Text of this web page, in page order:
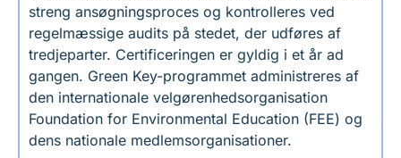
streng ansøgningsproces og kontrolleres ved
regelmæssige audits på stedet, der udføres af
tredjeparter. Certificeringen er gyldig i et år ad
gangen. Green Key-programmet administreres af
den internationale velgørenhedsorganisation
Foundation for Environmental Education (FEE) og
dens nationale medlemsorganisationer.